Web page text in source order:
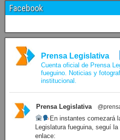
Facebook
Prensa Legislativa
Cuenta oficial de Prensa
fueguino. Noticias y
institucional.
Prensa Legislativa
En instantes comezará
Legislatura fueguina, seguí
enlace: